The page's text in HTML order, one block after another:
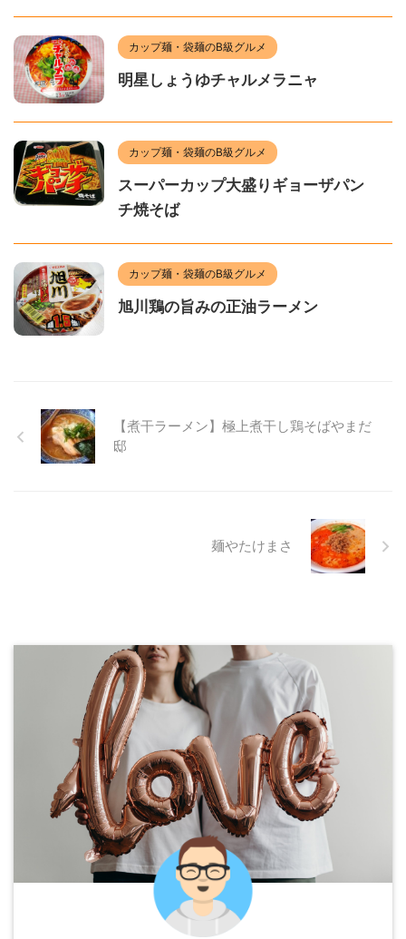
カップ麺・袋麺のB級グルメ
明星しょうゆチャルメラニャ
カップ麺・袋麺のB級グルメ
スーパーカップ大盛りギョーザパン
チ焼そば
カップ麺・袋麺のB級グルメ
旭川鶏の旨みの正油ラーメン
【煮干ラーメン】極上煮干し鶏そばやまだ
邸
麺やたけまさ